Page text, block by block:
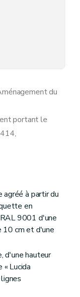
du
portant le
à partir du
en
9001 d'une
10 cm et d'une
d'une hauteur
« Lucida